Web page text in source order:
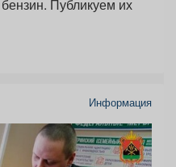
бензин. Публикуем их
Информация